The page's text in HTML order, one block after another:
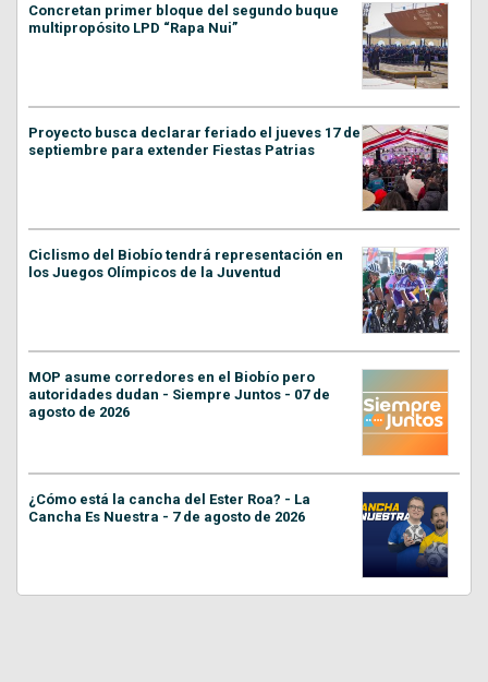
Concretan primer bloque del segundo buque
multipropósito LPD “Rapa Nui”
Proyecto busca declarar feriado el jueves 17 de
septiembre para extender Fiestas Patrias
Ciclismo del Biobío tendrá representación en
los Juegos Olímpicos de la Juventud
MOP asume corredores en el Biobío pero
autoridades dudan - Siempre Juntos - 07 de
agosto de 2026
¿Cómo está la cancha del Ester Roa? - La
Cancha Es Nuestra - 7 de agosto de 2026